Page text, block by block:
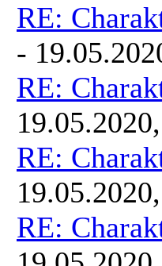
RE:
-
RE:
RE:
RE: